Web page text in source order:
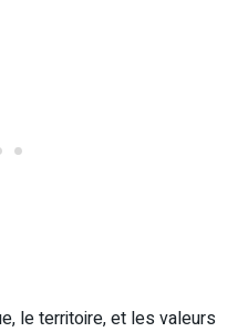
le territoire, et les valeurs